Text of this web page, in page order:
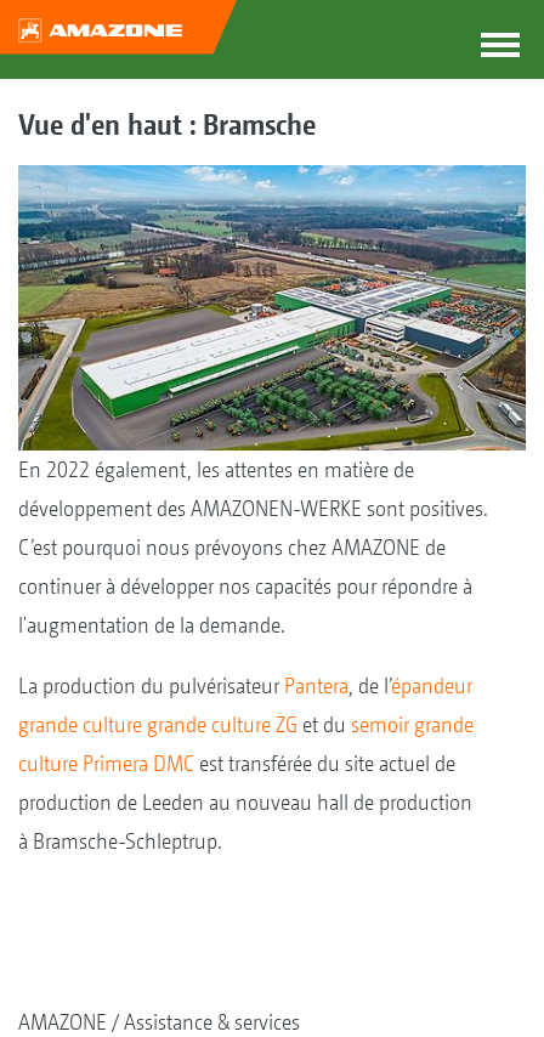
Vue d'en haut : Bramsche
En 2022 également, les attentes en matière de
développement des AMAZONEN-WERKE sont positives.
C’est pourquoi nous prévoyons chez AMAZONE de
continuer à développer nos capacités pour répondre à
l'augmentation de la demande.
La production du pulvérisateurPantera , de l’épandeur
grande culture grande culture ZG et du semoir grande
culture Primera DMC est transférée du site actuel de
production de Leeden au nouveau hall de production
à Bramsche-Schleptrup.
AMAZONE Assistance & services